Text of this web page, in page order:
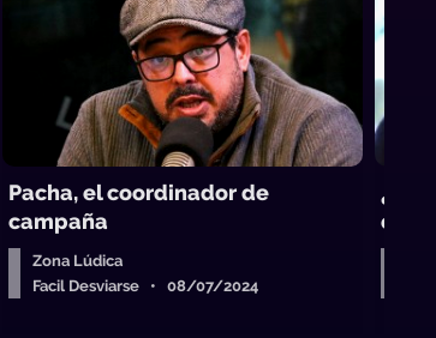
Pacha, el coordinador de
campaña
Zona Lúdica
Facil Desviarse • 08/07/2024
¿Es